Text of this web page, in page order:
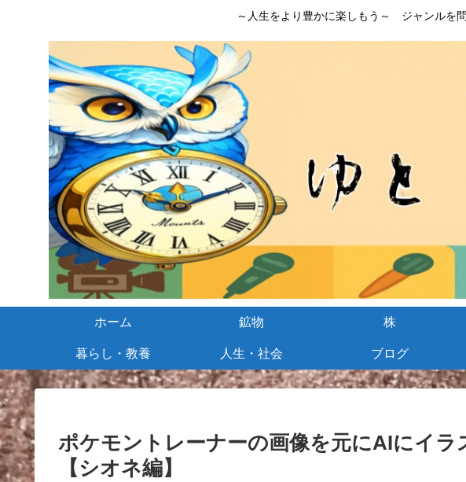
～人生をより豊かに楽しもう～ ジャンルを
ホーム 鉱物 株
暮らし・教養 人生・社会 ブログ
ポケモントレーナーの画像を元にAIにイラ
【シオネ編】